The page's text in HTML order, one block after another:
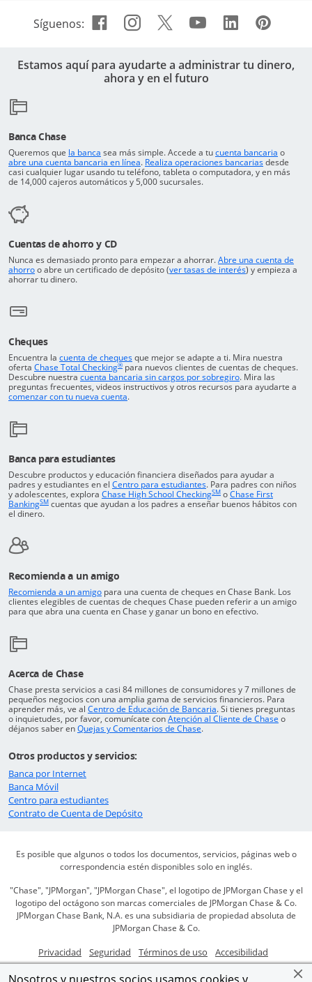
Síguenos: Facebook icon links to
Abre superposición
Instagram icon links
Abre superposición
Twitter icon
AbreYoutube icon
Abre Abre
Estamos aquí para ayudarte a administrar tu dinero,
ahora y en el futuro
Banca Chase
Queremos que la banca Abre en una ventana nueva
sea más simple. Accede a tucuenta bancaria Vuelve
o
abre una cuenta bancaria en líneaVuelve a la parte superior de la página
. Realiza operaciones bancariasAbre en
desde
casi cualquier lugar usando tu teléfono, tableta o computadora, y en más
de 14,000 cajeros automáticos y 5,000 sucursales.
Cuentas de ahorro y CD
Nunca es demasiado pronto para empezar a ahorrar.Abre una cuenta de
ahorroAbre en una ventana nueva
o abre un certificado de depósito (ver tasas de interésAbre en una
) y empieza a
ahorrar tu dinero.
Cheques
Encuentra la cuenta de chequesVuelve a la parte superior de la página
que mejor se adapte a ti. Mira nuestra
oferta Chase Total Checking®Abre superposición
para nuevos clientes de cuentas de cheques.
Descubre nuestra cuenta bancaria sin cargos por sobregiroAbre en una
. Mira las
preguntas frecuentes, videos instructivos y otros recursos para ayudarte a
comenzar con tu nueva cuentaAbre en una ventana nueva
.
Banca para estudiantes
Descubre productos y educación financiera diseñados para ayudar a
padres y estudiantes en el Centro para estudiantesAbre superposición
. Para padres con niños
y adolescentes, explora Chase High School CheckingSMAbre en una ventana
oChase First
BankingSMAbre superposición
Abre en una ventana nueva
cuentas que ayudan a los padres a enseñar buenos hábitos con
el dinero.
Recomienda a un amigo
Recomienda a un amigoAbre superposición
para una cuenta de cheques en Chase Bank. Los
clientes elegibles de cuentas de cheques Chase pueden referir a un amigo
para que abra una cuenta en Chase y ganar un bono en efectivo.
Acerca de Chase
Chase presta servicios a casi 84 millones de consumidores y 7 millones de
pequeños negocios con una amplia gama de servicios financieros. Para
aprender más, ve al Centro de Educación de BancariaAbre superposición
. Si tienes preguntas
o inquietudes, por favor, comunícate conAtención al Cliente de Chase Abre
o
déjanos saber enQuejas y Comentarios de ChaseAbre en una ventana nueva
.
Otros productos y servicios:
Banca por InternetAbre en una ventana nueva
Banca MóvilAbre en una ventana nueva
Centro para estudiantesAbre superposición
Contrato de Cuenta de Depósito
Es posible que algunos o todos los documentos, servicios, páginas web o
correspondencia estén disponibles solo en inglés.
"Chase", "JPMorgan", "JPMorgan Chase", el logotipo de JPMorgan Chase y el
logotipo del octágono son marcas comerciales de JPMorgan Chase & Co.
JPMorgan Chase Bank, N.A. es una subsidiaria de propiedad absoluta de
JPMorgan Chase & Co.
Privacidad Abre en una ventana nueva
Seguridad Abre en una ventana nueva
Términos de uso Abre en una ventana
Accesibilidad
Ayuda para propietarios de viviendaAbre superposición
Mapa del sitioAbre en una
AdChoices